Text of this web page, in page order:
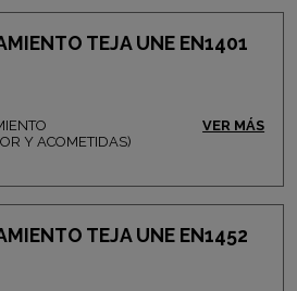
TEJA UNE EN1401
Y ACOMETIDAS)
VER MÁS
TEJA UNE EN1452